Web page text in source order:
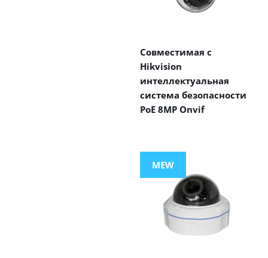
Совместимая с
Hikvision
интеллектуальная
система безопасности
PoE 8MP Onvif
MEW